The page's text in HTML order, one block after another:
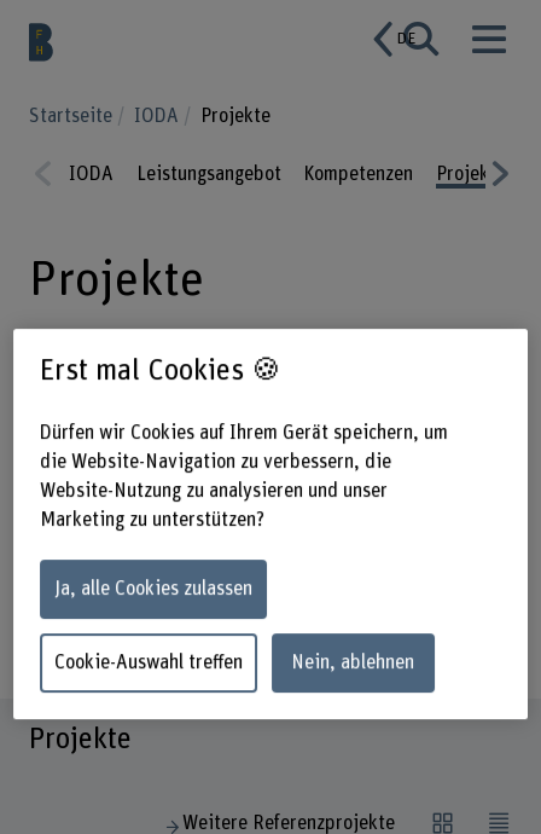
DE
Startseite IODA Projekte
ious
IODA Leistungsangebot Kompetenzen Projekte
Projekte
Verschaffen Sie sich einen Überblick
über unsere laufenden und
abgeschlossenen Forschungs- und
Entwicklungsprojekte. Wir
beschäftigen uns etwa mit
Datenanalyse, Modellierung,
statistischer Versuchsplanung und
Signalverarbeitung.
Projekte
Weitere Referenzprojekte
Erst mal Cookies 🍪
Dürfen wir Cookies auf Ihrem Gerät speichern, um
die Website-Navigation zu verbessern, die
Website-Nutzung zu analysieren und unser
Marketing zu unterstützen?
Ja, alle Cookies zulassen
Cookie-Auswahl treffen Nein, ablehnen